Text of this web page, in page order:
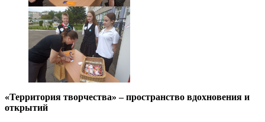
«Территория творчества» – пространство вдохновения и
открытий